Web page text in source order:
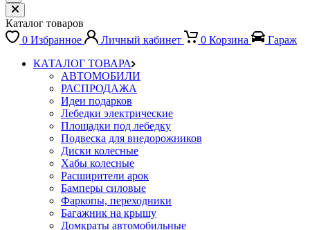
Каталог товаров
0 Избранное Личный кабинет 0 Корзина
Гараж
КАТАЛОГ ТОВАРА
АВТОМОБИЛИ
РАСПРОДАЖА
Идеи подарков
Лебедки электрические
Площадки под лебедку
Подвеска для внедорожников
Диски колесные
Хабы колесные
Расширители арок
Бамперы силовые
Фаркопы, переходники
Багажник на крышу
Домкраты автомобильные